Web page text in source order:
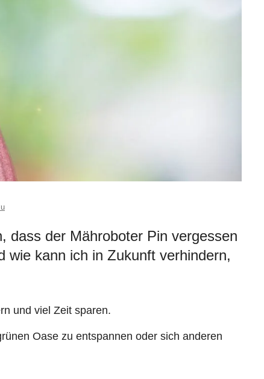
dass der Mähroboter Pin vergessen
wie kann ich in Zukunft verhindern,
und viel Zeit sparen.
Oase zu entspannen oder sich anderen